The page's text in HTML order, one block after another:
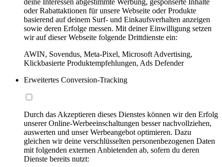
deine Interessen abgestimmte Werbung, gesponserte Inhalte
oder Rabattaktionen für unsere Webseite oder Produkte
basierend auf deinem Surf- und Einkaufsverhalten anzeigen
sowie deren Erfolge messen. Mit deiner Einwilligung setzen
wir auf dieser Webseite folgende Drittdienste ein:
AWIN, Sovendus, Meta-Pixel, Microsoft Advertising,
Klickbasierte Produktempfehlungen, Ads Defender
Erweitertes Conversion-Tracking
Durch das Akzeptieren dieses Dienstes können wir den Erfolg
unserer Online-Werbeeinschaltungen besser nachvollziehen,
auswerten und unser Werbeangebot optimieren. Dazu
gleichen wir deine verschlüsselten personenbezogenen Daten
mit folgenden externen Anbietenden ab, sofern du deren
Dienste bereits nutzt: